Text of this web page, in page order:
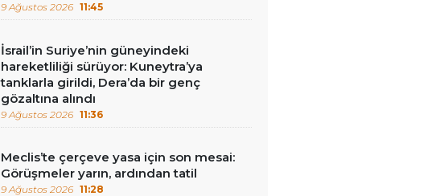
9 Ağustos 2026 11:45
İsrail’in Suriye’nin güneyindeki
hareketliliği sürüyor: Kuneytra’ya
tanklarla girildi, Dera’da bir genç
gözaltına alındı
9 Ağustos 2026 11:36
Meclis’te çerçeve yasa için son mesai:
Görüşmeler yarın, ardından tatil
9 Ağustos 2026 11:28